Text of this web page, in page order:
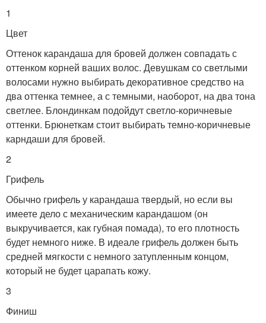
1
Цвет
Оттенок карандаша для бровей должен совпадать с
оттенком корней ваших волос. Девушкам со светлыми
волосами нужно выбирать декоративное средство на
два оттенка темнее, а с темными, наоборот, на два тона
светлее. Блондинкам подойдут светло-коричневые
оттенки. Брюнеткам стоит выбирать темно-коричневые
карндаши для бровей.
2
Грифель
Обычно грифель у карандаша твердый, но если вы
имеете дело с механическим карандашом (он
выкручивается, как губная помада), то его плотность
будет немного ниже. В идеале грифель должен быть
средней мягкости с немного затупленным концом,
который не будет царапать кожу.
3
Финиш